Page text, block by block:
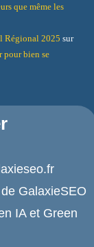
que même les
Régional 2025 sur
pour bien se
GalaxieSEO
IA et Green